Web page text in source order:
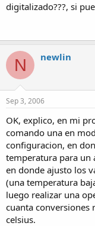
digitalizado???, si
N newlin
Sep 3, 2006
OK, explico, en mi
comando una en
configuracion, en
temperatura para un
en donde ajusto los
(una temperatura
luego realizar una
cuanta conversiones
celsius.